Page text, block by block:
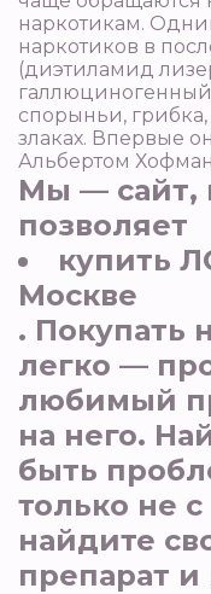
наркотикам.
наркотиков в
(диэтиламид
спорыньи,
злаках. Впервые
Альбертом
Мы — сайт,
позволяет
купить
Москве
. Покупать
легко —
любимый
на него.
быть
только не
найдите
препарат и